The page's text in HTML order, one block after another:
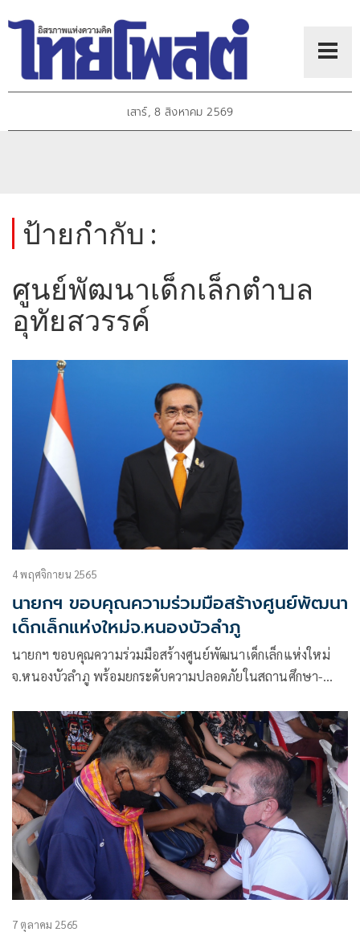
เสาร์, 8 สิงหาคม 2569
ป้ายกำกับ :
ศูนย์พัฒนาเด็กเล็กตำบล
อุทัยสวรรค์
4 พฤศจิกายน 2565
นายกฯ ขอบคุณความร่วมมือสร้างศูนย์พัฒนา
เด็กเล็กแห่งใหม่จ.หนองบัวลำภู
นายกฯ ขอบคุณความร่วมมือสร้างศูนย์พัฒนาเด็กเล็กแห่งใหม่
จ.หนองบัวลำภู พร้อมยกระดับความปลอดภัยในสถานศึกษา-
7 ตุลาคม 2565